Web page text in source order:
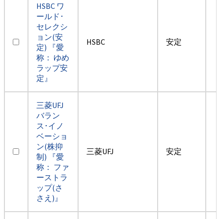
HSBC ワ
ールド･
セレクシ
ョン(安
定) 『愛
称： ゆめ
ラップ安
定』
HSBC 安定
三菱UFJ
バラン
ス･イノ
ベーショ
ン(株抑
制) 『愛
称： ファ
ーストラ
ップ(さ
さえ)』
三菱UFJ 安定